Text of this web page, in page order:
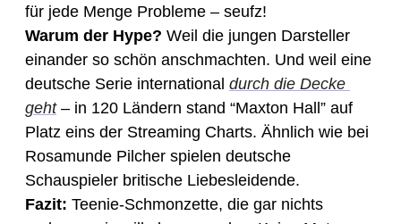
für jede Menge Probleme – seufz!
Warum der Hype? Weil die jungen Darsteller
einander so schön anschmachten. Und weil eine
deutsche Serie international durch die Decke
geht – in 120 Ländern stand “Maxton Hall” auf
Platz eins der Streaming Charts. Ähnlich wie bei
Rosamunde Pilcher spielen deutsche
Schauspieler britische Liebesleidende.
Fazit: Teenie-Schmonzette, die gar nichts